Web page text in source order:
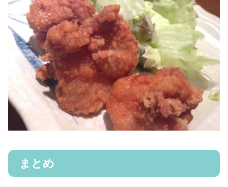
まとめ